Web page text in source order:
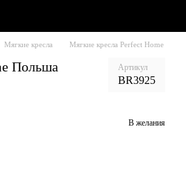
Мягкие кресла Мягкие кресла Perfect Home
Польша Артикул
BR3925
В желания